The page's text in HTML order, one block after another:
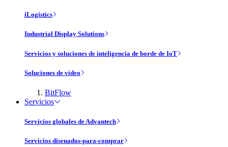
iLogistics
Industrial Display Solutions
Servicios y soluciones de inteligencia de borde de IoT
Soluciones de vídeo
BitFlow
Servicios
Servicios globales de Advantech
Servicios disenados-para-comprar